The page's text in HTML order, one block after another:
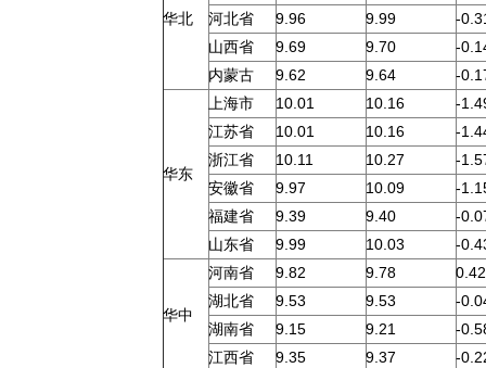
华北
河北省
9.96 9.99
-
山西省
9.69 9.70
-
内蒙古
9.62 9.64 -
华东
上海市 10.01 10.16
-
江苏省
10.01 10.16
-
浙江省
10.11 10.27
-
安徽省
9.97 10.09
-
福建省
9.39 9.40
-
山东省
9.99 10.03 -
华中
河南省 9.82 9.78
湖北省
9.53 9.53
-
湖南省
9.15 9.21
-
江西省
9.35 9.37 -